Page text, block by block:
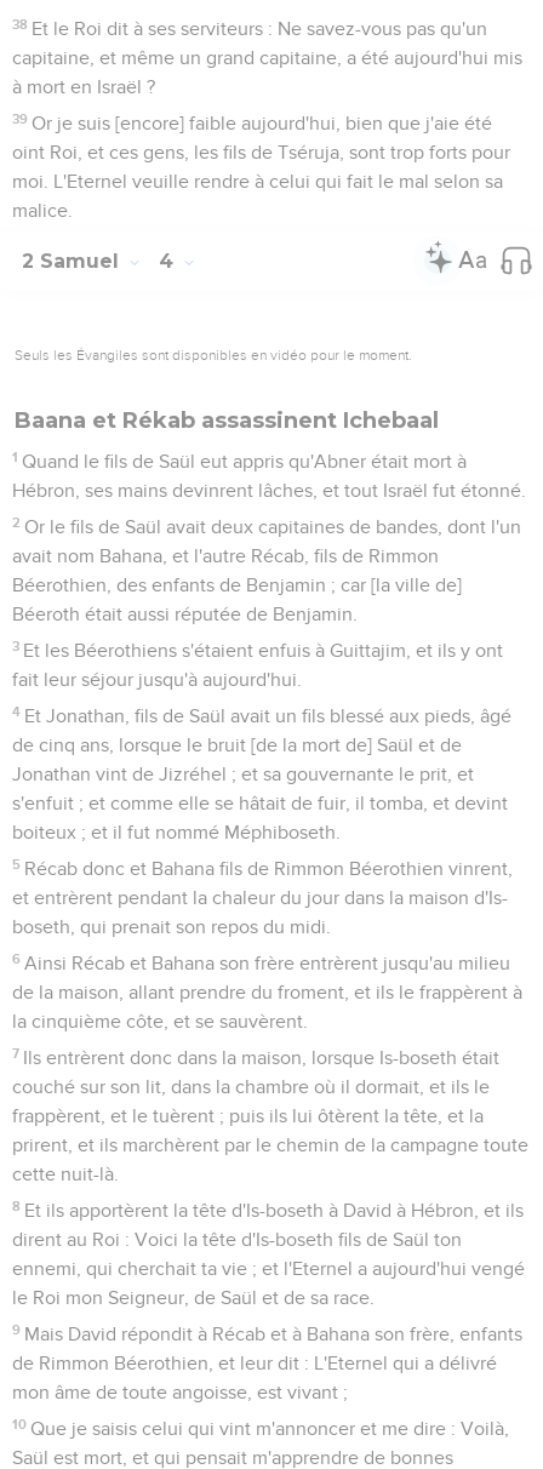
38 Et le Roi dit à ses serviteurs : Ne savez-vous pas qu'un
capitaine, et même un grand capitaine, a été aujourd'hui mis
à mort en Israël ?
39 Or je suis [encore] faible aujourd'hui, bien que j'aie été
oint Roi, et ces gens, les fils de Tséruja, sont trop forts pour
moi. L'Eternel veuille rendre à celui qui fait le mal selon sa
malice.
2 Samuel 4
Seuls les Évangiles sont disponibles en vidéo pour le moment.
Baana et Rékab assassinent Ichebaal
1 Quand le fils de Saül eut appris qu'Abner était mort à
Hébron, ses mains devinrent lâches, et tout Israël fut étonné.
2 Or le fils de Saül avait deux capitaines de bandes, dont l'un
avait nom Bahana, et l'autre Récab, fils de Rimmon
Béerothien, des enfants de Benjamin ; car [la ville de]
Béeroth était aussi réputée de Benjamin.
3 Et les Béerothiens s'étaient enfuis à Guittajim, et ils y ont
fait leur séjour jusqu'à aujourd'hui.
4 Et Jonathan, fils de Saül avait un fils blessé aux pieds, âgé
de cinq ans, lorsque le bruit [de la mort de] Saül et de
Jonathan vint de Jizréhel ; et sa gouvernante le prit, et
s'enfuit ; et comme elle se hâtait de fuir, il tomba, et devint
boiteux ; et il fut nommé Méphiboseth.
5 Récab donc et Bahana fils de Rimmon Béerothien vinrent,
et entrèrent pendant la chaleur du jour dans la maison d'Is-
boseth, qui prenait son repos du midi.
6 Ainsi Récab et Bahana son frère entrèrent jusqu'au milieu
de la maison, allant prendre du froment, et ils le frappèrent à
la cinquième côte, et se sauvèrent.
7 Ils entrèrent donc dans la maison, lorsque Is-boseth était
couché sur son lit, dans la chambre où il dormait, et ils le
frappèrent, et le tuèrent ; puis ils lui ôtèrent la tête, et la
prirent, et ils marchèrent par le chemin de la campagne toute
cette nuit-là.
8 Et ils apportèrent la tête d'Is-boseth à David à Hébron, et ils
dirent au Roi : Voici la tête d'Is-boseth fils de Saül ton
ennemi, qui cherchait ta vie ; et l'Eternel a aujourd'hui vengé
le Roi mon Seigneur, de Saül et de sa race.
9 Mais David répondit à Récab et à Bahana son frère, enfants
de Rimmon Béerothien, et leur dit : L'Eternel qui a délivré
mon âme de toute angoisse, est vivant ;
10 Que je saisis celui qui vint m'annoncer et me dire : Voilà,
Saül est mort, et qui pensait m'apprendre de bonnes